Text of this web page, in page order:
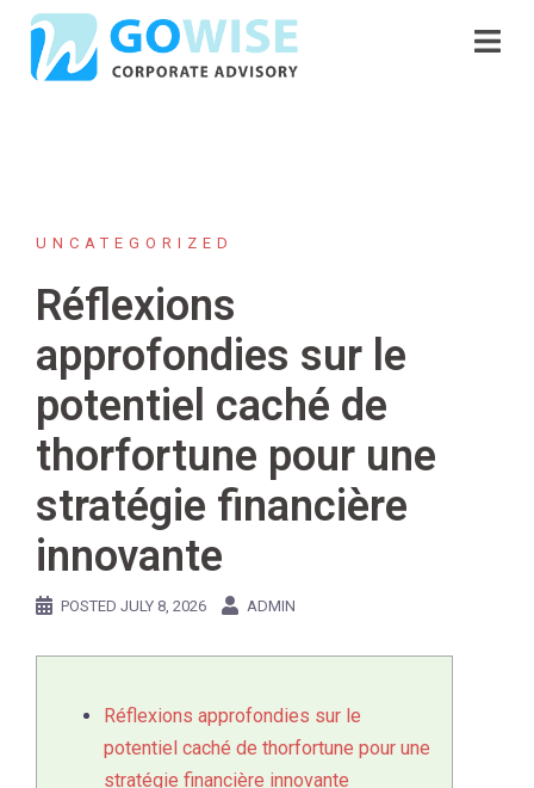
Skip
content
UNCATEGORIZED
Réflexions
approfondies sur le
potentiel caché de
thorfortune pour une
stratégie financière
innovante
POSTED JULY 8, 2026 ADMIN
Réflexions approfondies sur le
potentiel caché de thorfortune pour une
stratégie financière innovante